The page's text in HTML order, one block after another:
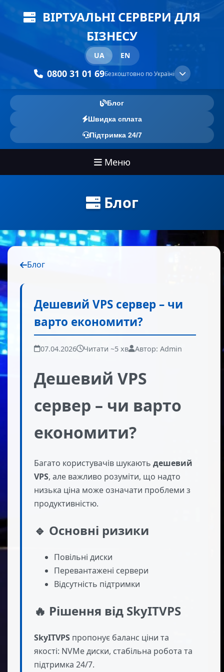
ВІРТУАЛЬНІ СЕРВЕРИ ДЛЯ
БІЗНЕСУ
UA EN
0800 31 01 69Безкоштовно по Україні
Блог
Швидка сплата
Підтримка 24/7
Меню
Блог
Блог
Дешевий VPS сервер – чи
варто економити?
07.04.2026 Читати ~5 хв Автор: Admin
Дешевий VPS
сервер – чи варто
економити?
Багато користувачів шукають дешевий
VPS, але важливо розуміти, що надто
низька ціна може означати проблеми з
продуктивністю.
🔹 Основні ризики
Повільні диски
Перевантажені сервери
Відсутність підтримки
🔥 Рішення від SkyITVPS
SkyITVPS пропонує баланс ціни та
якості: NVMe диски, стабільна робота та
підтримка 24/7.